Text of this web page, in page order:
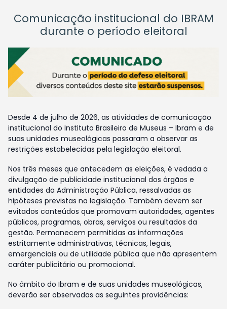
Comunicação institucional do IBRAM
durante o período eleitoral
Desde 4 de julho de 2026, as atividades de comunicação
institucional do Instituto Brasileiro de Museus – Ibram e de
suas unidades museológicas passaram a observar as
restrições estabelecidas pela legislação eleitoral.
Nos três meses que antecedem as eleições, é vedada a
divulgação de publicidade institucional dos órgãos e
entidades da Administração Pública, ressalvadas as
hipóteses previstas na legislação. Também devem ser
evitados conteúdos que promovam autoridades, agentes
públicos, programas, obras, serviços ou resultados da
gestão. Permanecem permitidas as informações
estritamente administrativas, técnicas, legais,
emergenciais ou de utilidade pública que não apresentem
caráter publicitário ou promocional.
No âmbito do Ibram e de suas unidades museológicas,
deverão ser observadas as seguintes providências: